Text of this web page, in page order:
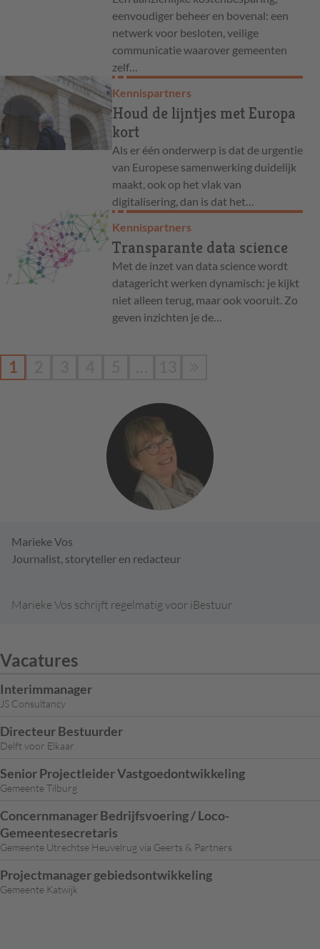
eenvoudiger beheer en bovenal: een
netwerk voor besloten, veilige
communicatie waarover gemeenten
zelf…
Kennispartners
Houd de lijntjes met Europa
kort
Als er één onderwerp is dat de urgentie
van Europese samenwerking duidelijk
maakt, ook op het vlak van
digitalisering, dan is dat het…
Kennispartners
Transparante data science
Met de inzet van data science wordt
datagericht werken dynamisch: je kijkt
niet alleen terug, maar ook vooruit. Zo
geven inzichten je de…
1
Marieke Vos
Journalist, storyteller en redacteur
Marieke Vos schrijft regelmatig voor iBestuur
Vacatures
Interimmanager
JS Consultancy
Directeur Bestuurder
Delft voor Elkaar
Senior Projectleider Vastgoedontwikkeling
Gemeente Tilburg
Concernmanager Bedrijfsvoering / Loco-
Gemeentesecretaris
Gemeente Utrechtse Heuvelrug via Geerts & Partners
Projectmanager gebiedsontwikkeling
Gemeente Katwijk